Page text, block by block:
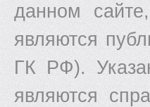
данном
являются
ГК РФ).
являются